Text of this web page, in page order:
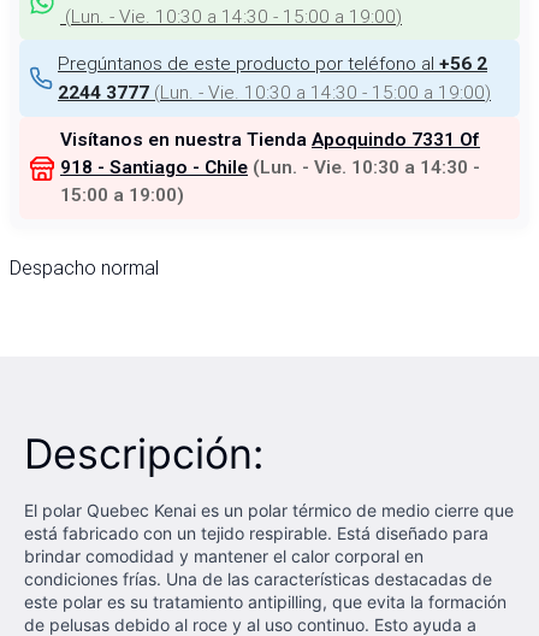
(Lun. - Vie. 10:30 a 14:30 - 15:00 a 19:00)
Pregúntanos de este producto por teléfono al +56 2
2244 3777 (Lun. - Vie. 10:30 a 14:30 - 15:00 a 19:00)
Visítanos en nuestra Tienda Apoquindo 7331 Of
918 - Santiago - Chile (Lun. - Vie. 10:30 a 14:30 -
15:00 a 19:00)
Despacho normal
Descripción:
El polar Quebec Kenai es un polar térmico de medio cierre que
está fabricado con un tejido respirable. Está diseñado para
brindar comodidad y mantener el calor corporal en
condiciones frías. Una de las características destacadas de
este polar es su tratamiento antipilling, que evita la formación
de pelusas debido al roce y al uso continuo. Esto ayuda a